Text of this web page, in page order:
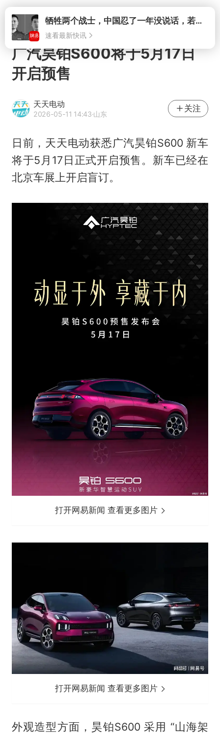
打开牺牲两个战士，中国忍了一年没说话，若菲律宾死了人，他会开战吗
速看最新快讯
广汽昊铂S600将于5月17日
开启预售
天天电动
2026-05-11 14:43·山东
关注
日前，天天电动获悉广汽昊铂S600 新车
将于5月17日正式开启预售。新车已经在
北京车展上开启盲订。
打开网易新闻 查看更多图片
打开网易新闻 查看更多图片
外观造型方面，昊铂S600 采用 “山海架